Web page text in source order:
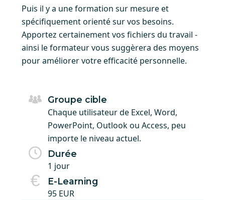
Puis il y a une formation sur mesure et
spécifiquement orienté sur vos besoins.
Apportez certainement vos fichiers du travail -
ainsi le formateur vous suggèrera des moyens
pour améliorer votre efficacité personnelle.
Groupe cible
Chaque utilisateur de Excel, Word,
PowerPoint, Outlook ou Access, peu
importe le niveau actuel.
Durée
1 jour
E-Learning
95 EUR